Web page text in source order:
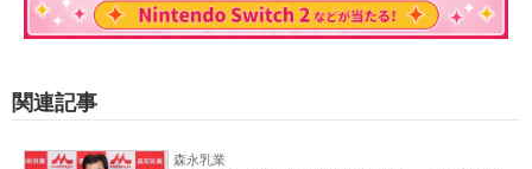
関連記事
森永乳業